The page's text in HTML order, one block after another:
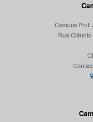
Campus Prof.
Rua Cláudio